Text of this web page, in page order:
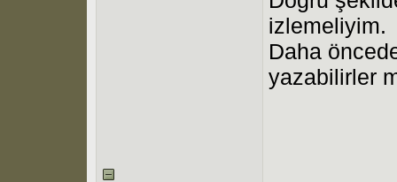
izlemeliyim.
Daha
yazabilirler